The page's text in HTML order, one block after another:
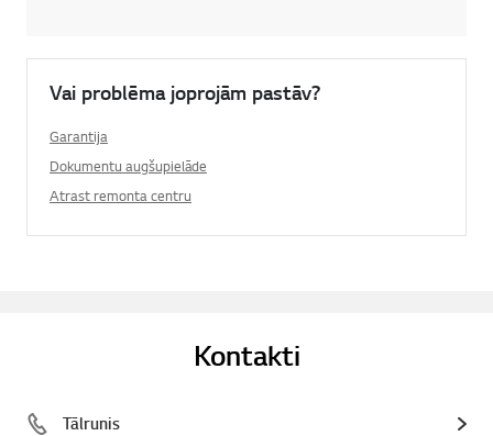
Vai problēma joprojām pastāv?
Garantija
Dokumentu augšupielāde
Atrast remonta centru
Kontakti
Tālrunis